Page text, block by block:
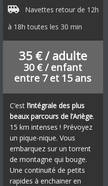
Navettes retour de 12h
à 18h toutes les 30 min
35 € / adulte
30 € / enfant
entre 7 et 15 ans
C’est l’intégrale des plus
beaux parcours de l’Ariège.
15 km intenses ! Prévoyez
un pique-nique. Vous
embarquez sur un torrent
de montagne qui bouge.
Une continuité de petits
rapides à enchainer en